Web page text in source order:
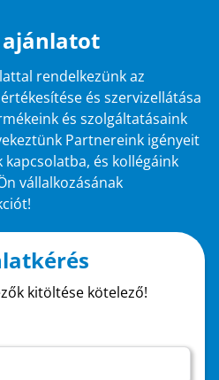
ajánlatot
rendelkezünk az
és szervizellátása
és szolgáltatásaink
Partnereink igényeit
és kollégáink
vállalkozásának
kitöltése kötelező!